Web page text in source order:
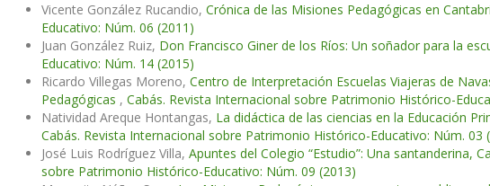
Vicente González Rucandio, Crónica de las Misiones Pedagógicas en
Educativo: Núm. 06 (2011)
Juan González Ruiz, Don Francisco Giner de los Ríos: Un soñador para la
Educativo: Núm. 14 (2015)
Ricardo Villegas Moreno, Centro de Interpretación Escuelas Viajeras de
Pedagógicas , Cabás. Revista Internacional sobre Patrimonio Histórico-
Natividad Areque Hontangas, La didáctica de las ciencias en la Educación
Cabás. Revista Internacional sobre Patrimonio Histórico-Educativo: Núm. 03
José Luis Rodríguez Villa, Apuntes del Colegio “Estudio”: Una santanderina,
sobre Patrimonio Histórico-Educativo: Núm. 09 (2013)